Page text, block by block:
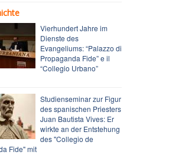
Vierhundert Jahre im
Dienste des
Evangeliums: “Palazzo di
Propaganda Fide” e il
“Collegio Urbano”
Studienseminar zur Figur
des spanischen Priesters
Juan Bautista Vives: Er
wirkte an der Entstehung
des "Collegio de
Fide" mit